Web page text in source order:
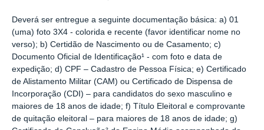
Deverá ser entregue a seguinte documentação básica: a) 01
(uma) foto 3X4 - colorida e recente (favor identificar nome no
verso); b) Certidão de Nascimento ou de Casamento; c)
Documento Oficial de Identificação¹ - com foto e data de
expedição; d) CPF – Cadastro de Pessoa Física; e) Certificado
de Alistamento Militar (CAM) ou Certificado de Dispensa de
Incorporação (CDI) – para candidatos do sexo masculino e
maiores de 18 anos de idade; f) Título Eleitoral e comprovante
de quitação eleitoral – para maiores de 18 anos de idade; g)